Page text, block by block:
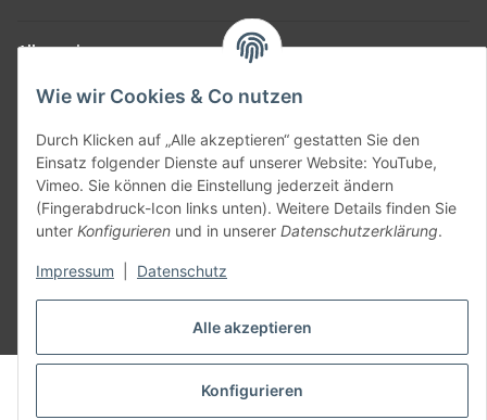
Alle akzeptieren
Konfigurieren
Wie wir Cookies & Co nutzen
Durch Klicken auf „Alle akzeptieren“ gestatten Sie den
Einsatz folgender Dienste auf unserer Website: YouTube,
Vimeo. Sie können die Einstellung jederzeit ändern
(Fingerabdruck-Icon links unten). Weitere Details finden Sie
unter Konfigurieren und in unserer Datenschutzerklärung.
Impressum Datenschutz
Allgemein
Teil unseres Netzwerks:
SmoliTec - Safety. Simplified. Worldwide. ( B2B Shop )
Vertrag widerrufen
* Alle Preise inkl. gesetzlicher USt., zzgl.Versand
© voltmaster.de
Powered byJTL-Shop